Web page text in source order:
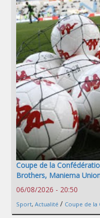
Coupe de la
Brothers, Maniema
06/08/2026 - 20:50
Sport, Actualité / Coupe de